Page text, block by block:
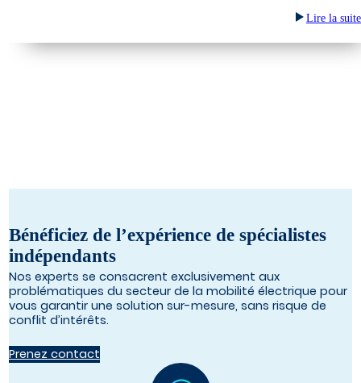
Lire la suite
Bénéficiez de l’expérience de spécialistes
indépendants
Nos experts se consacrent exclusivement aux
problématiques du secteur de la mobilité électrique pour
vous garantir une solution sur-mesure, sans risque de
conflit d’intérêts.
Prenez contact